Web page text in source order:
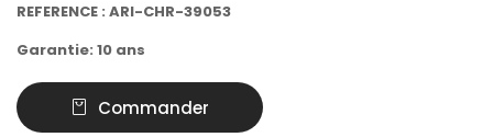
REFERENCE : ARI-CHR-39053
Garantie: 10 ans
Commander